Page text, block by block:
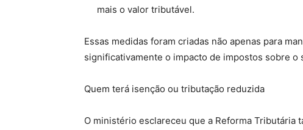
mais o valor tributável.
Essas medidas foram criadas não apenas para
significativamente o impacto de impostos sobre o
Quem terá isenção ou tributação reduzida
O ministério esclareceu que a Reforma